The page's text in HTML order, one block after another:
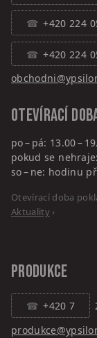
+420 224
+420 224
Otevírací
po – pá: 13.00 –
pokud se
so – ne: hodinu
Otevírací doba
Aktuality›
PRODUKCE
+420 7